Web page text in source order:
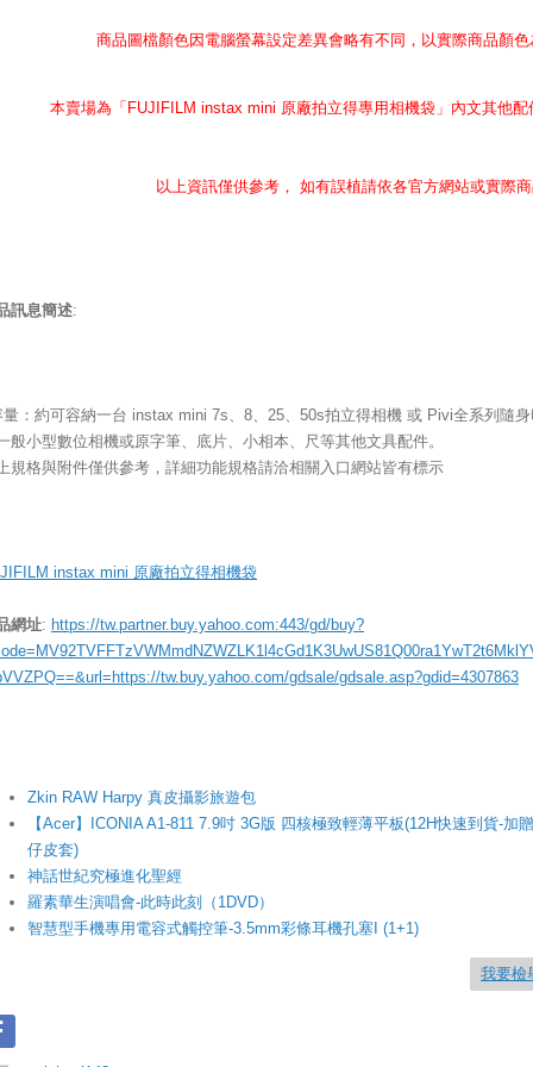
商品圖檔顏色因電腦螢幕設定差異會略有不同，以實際商品顏色
本賣場為「FUJIFILM instax mini 原廠拍立得專用相機袋」 內文其他配
以上資訊僅供參考， 如有誤植請依各官方網站或實際商
訊息簡述:
量：約可容納一台 instax mini 7s、8、25、50s拍立得相機 或 Pivi全系列隨身
般小型數位相機或原字筆、底片、小相本、尺等其他文具配件。
規格與附件僅供參考，詳細功能規格請洽相關入口網站皆有標示
instax mini 原廠拍立得相機袋
網址: https://tw.partner.buy.yahoo.com:443/gd/buy?
tw.buy.yahoo.com/gdsale/gdsale.asp?gdid=4307863
Zkin RAW Harpy 真皮攝影旅遊包
【Acer】ICONIA A1-811 7.9吋 3G版 四核極致輕薄平板(12H快速到貨-加
仔皮套)
神話世紀究極進化聖經
羅素華生演唱會-此時此刻（1DVD）
智慧型手機專用電容式觸控筆-3.5mm彩條耳機孔塞I (1+1)
我要檢